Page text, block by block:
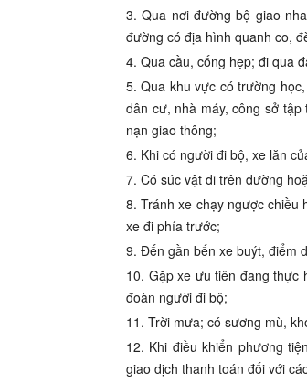
3. Qua nơi đường bộ giao
đường có địa hình quanh co,
4. Qua cầu, cống hẹp; đi qua
5. Qua khu vực có trường
dân cư, nhà máy, công sở tập
nạn giao thông;
6. Khi có người đi bộ, xe lăn
7. Có súc vật đi trên đường
8. Tránh xe chạy ngược chiều
xe đi phía trước;
9. Đến gần bến xe buýt, điểm
10. Gặp xe ưu tiên đangthực
đoàn người đi bộ;
11. Trời mưa; có sương mù, kh
12. Khi điều khiển phương
giao dịch thanh toán đối với